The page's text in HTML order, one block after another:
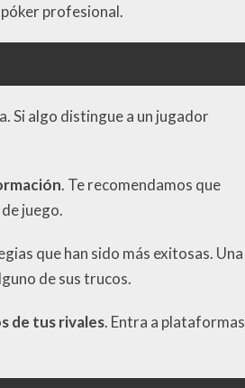
profesional.
Si algo distingue a un jugador
. Te recomendamos que
juego.
que han sido más exitosas. Una
de sus trucos.
de tus rivales. Entra a plataformas